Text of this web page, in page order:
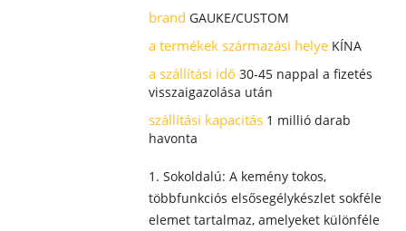
brand GAUKE/CUSTOM
a termékek származási helye KÍNA
a szállítási idő 30-45 nappal a fizetés
visszaigazolása után
szállítási kapacitás 1 millió darab
havonta
1. Sokoldalú: A kemény tokos,
többfunkciós elsősegélykészlet sokféle
elemet tartalmaz, amelyeket különféle